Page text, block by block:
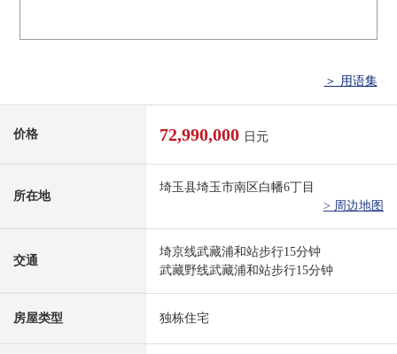
＞ 用语集
价格 72,990,000 日元
所在地
埼玉县埼玉市南区白幡6丁目
> 周边地图
交通
埼京线武藏浦和站步行15分钟
武藏野线武藏浦和站步行15分钟
房屋类型 独栋住宅